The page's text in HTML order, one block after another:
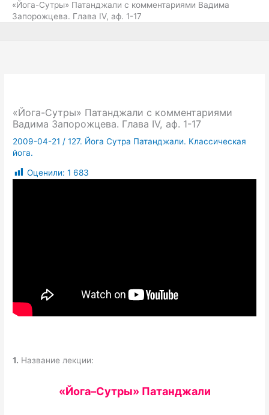
«Йога-Сутры» Патанджали с комментариями Вадима
Запорожцева. Глава IV, аф. 1-17
«Йога-Сутры» Патанджали с комментариями
Вадима Запорожцева. Глава IV, аф. 1-17
2009-04-21 /127. Йога Сутра Патанджали. Классическая
йога.
Оценили: 1 683
1. Название лекции:
«Йога–Сутры» Патанджали